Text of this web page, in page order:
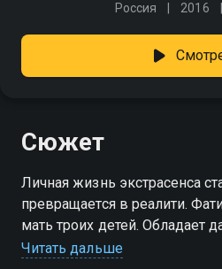
Россия 2016
Сюжет
Личная жизнь экстрасенса
превращается в реалити.
мать троих детей. Обладает
растит приемного сына.
Читать дальше